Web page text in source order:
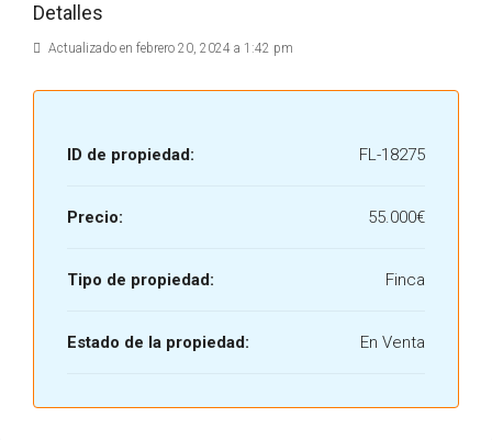
Detalles
Actualizado en febrero 20, 2024 a 1:42 pm
ID de propiedad: FL-18275
Precio: 55.000€
Tipo de propiedad: Finca
Estado de la propiedad: En Venta